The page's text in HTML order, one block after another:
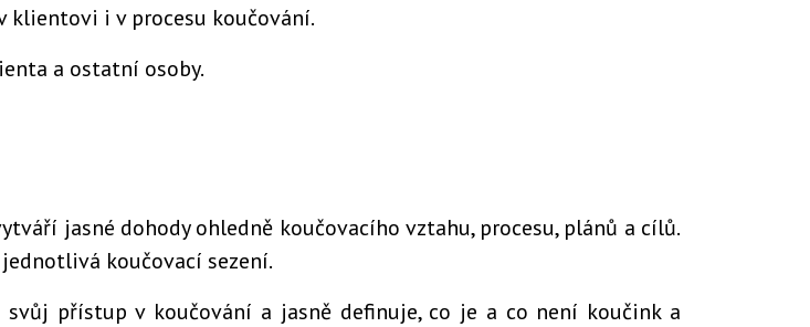
klientovi i v procesu koučování.
a ostatní osoby.
jasné dohody ohledně koučovacího vztahu, procesu, plánů a cílů.
koučovací sezení.
přístup v koučování a jasně definuje, co je a co není koučink a